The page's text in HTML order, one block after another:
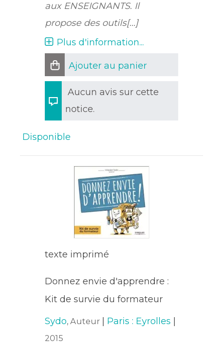
aux ENSEIGNANTS. Il
propose des outils[...]
Plus d'information...
Ajouter au panier
Aucun avis sur cette
notice.
Disponible
texte imprimé
Donnez envie d'apprendre :
Kit de survie du formateur
Sydo, Auteur Paris : Eyrolles
2015